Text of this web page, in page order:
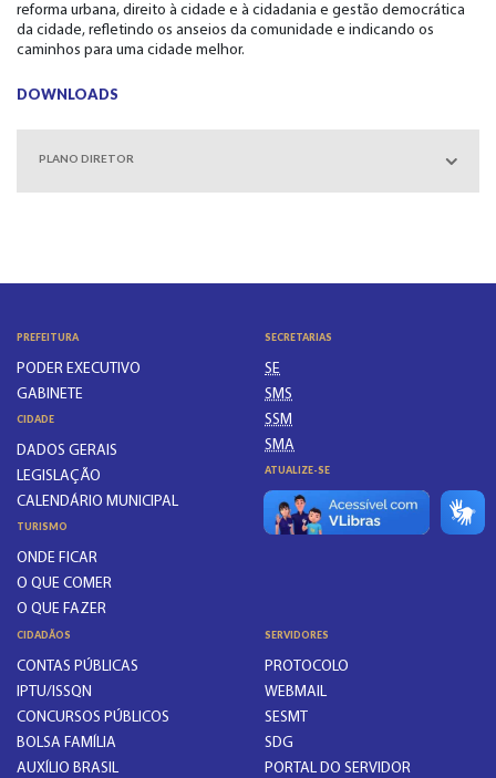
reforma urbana, direito à cidade e à cidadania e gestão democrática
da cidade, refletindo os anseios da comunidade e indicando os
caminhos para uma cidade melhor.
DOWNLOADS
PLANO DIRETOR
PREFEITURA
PODER EXECUTIVO
GABINETE
CIDADE
DADOS GERAIS
LEGISLAÇÃO
CALENDÁRIO MUNICIPAL
TURISMO
ONDE FICAR
O QUE COMER
O QUE FAZER
SECRETARIAS
SE
SMS
SSM
SMA
ATUALIZE-SE
NOVIDADES
VÍDEOS
CIDADÃOS
CONTAS PÚBLICAS
IPTU/ISSQN
CONCURSOS PÚBLICOS
BOLSA FAMÍLIA
AUXÍLIO BRASIL
SERVIDORES
PROTOCOLO
WEBMAIL
SESMT
SDG
PORTAL DO SERVIDOR